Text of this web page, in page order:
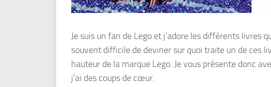
Je suis un fan de Lego et j’adore les différents livres
souvent difficile de deviner sur quoi traite un de ces
hauteur de la marque Lego. Je vous présente donc
j’ai des coups de cœur.